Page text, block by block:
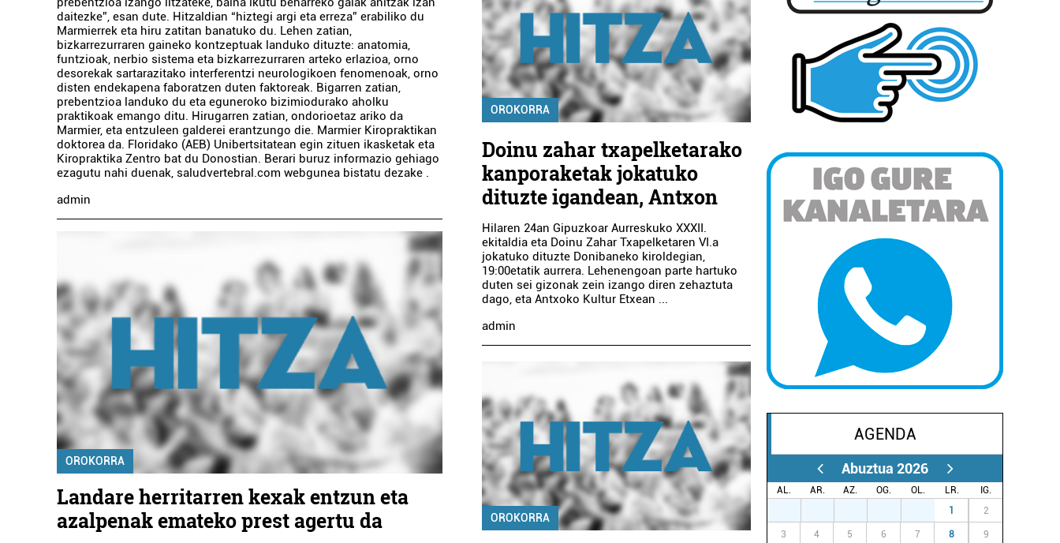
daitezke”, esan dute. Hitzaldian “hiztegi argi eta erreza” erabiliko du
Marmierrek eta hiru zatitan banatuko du. Lehen zatian,
bizkarrezurraren gaineko kontzeptuak landuko dituzte: anatomia,
funtzioak, nerbio sistema eta bizkarrezurraren arteko erlazioa, orno
desorekak sartarazitako interferentzi neurologikoen fenomenoak, orno
disten endekapena faboratzen duten faktoreak. Bigarren zatian,
prebentzioa landuko du eta eguneroko bizimiodurako aholku
praktikoak emango ditu. Hirugarren zatian, ondorioetaz ariko da
Marmier, eta entzuleen galderei erantzungo die. Marmier Kiropraktikan
doktorea da. Floridako (AEB) Unibertsitatean egin zituen ikasketak eta
Kiropraktika Zentro bat du Donostian. Berari buruz informazio gehiago
ezagutu nahi duenak, saludvertebral.com webgunea bistatu dezake .
admin
OROKORRA
Landare herritarren kexak entzun eta
azalpenak emateko prest agertu da
OROKORRA
Doinu zahar txapelketarako
kanporaketak jokatuko
dituzte igandean, Antxon
Hilaren 24an Gipuzkoar Aurreskuko XXXII.
ekitaldia eta Doinu Zahar Txapelketaren VI.a
jokatuko dituzte Donibaneko kiroldegian,
19:00etatik aurrera. Lehenengoan parte hartuko
duten sei gizonak zein izango diren zehaztuta
dago, eta Antxoko Kultur Etxean ...
admin
OROKORRA
AGENDA
Abuztua 2026
AL. AR. AZ. OG. OL. LR.
IG.
1 2
3 4 5 6 7 8 9